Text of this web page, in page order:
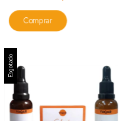
Esgotado